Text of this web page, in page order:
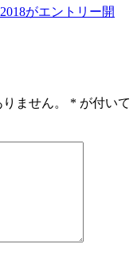
がエントリー開
ません。 * が付いて